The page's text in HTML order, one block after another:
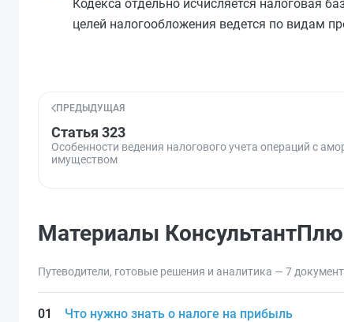
Кодекса отдельно исчисляется налоговая
целей налогообложения ведется по видам
ПРЕДЫДУЩАЯ
Статья 323
Особенности ведения налогового учета операций с
имуществом
Материалы
Путеводители, готовые решения и аналитика — 7
Что нужно знать о налоге на прибыль